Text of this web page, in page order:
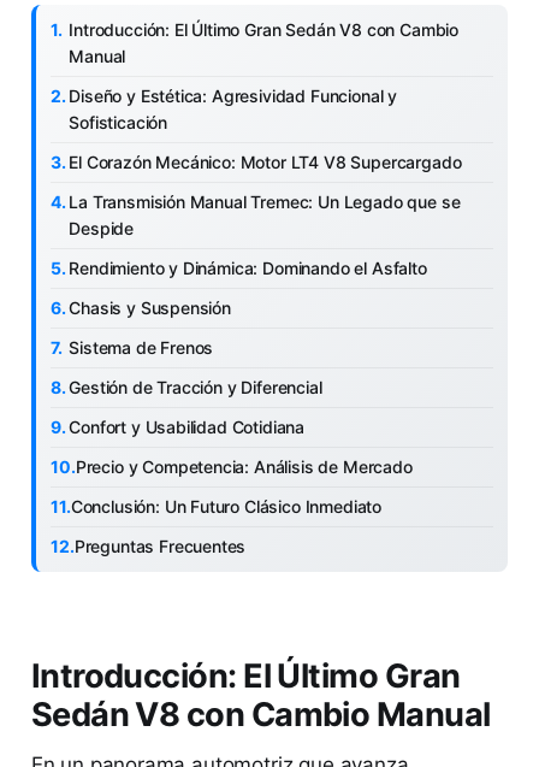
Introducción: El Último Gran Sedán V8 con Cambio
Manual
Diseño y Estética: Agresividad Funcional y
Sofisticación
El Corazón Mecánico: Motor LT4 V8 Supercargado
La Transmisión Manual Tremec: Un Legado que se
Despide
Rendimiento y Dinámica: Dominando el Asfalto
Chasis y Suspensión
Sistema de Frenos
Gestión de Tracción y Diferencial
Confort y Usabilidad Cotidiana
Precio y Competencia: Análisis de Mercado
Conclusión: Un Futuro Clásico Inmediato
Preguntas Frecuentes
Introducción: El Último Gran
Sedán V8 con Cambio Manual